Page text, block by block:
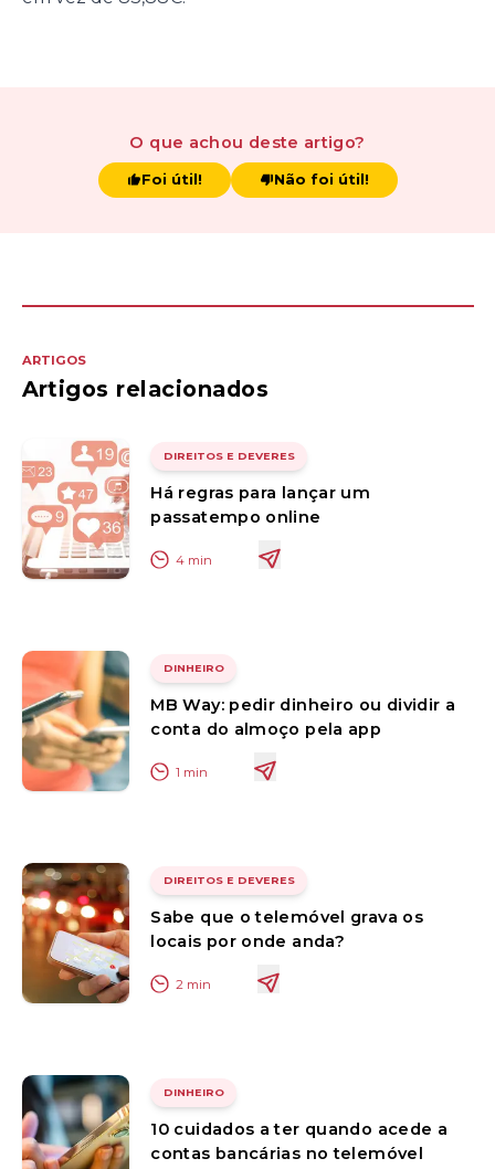
O que achou deste artigo?
Foi útil! Não foi útil!
ARTIGOS
Artigos relacionados
DIREITOS E DEVERES
Há regras para lançar um
passatempo online
4 min
DINHEIRO
MB Way: pedir dinheiro ou dividir a
conta do almoço pela app
1 min
DIREITOS E DEVERES
Sabe que o telemóvel grava os
locais por onde anda?
2 min
DINHEIRO
10 cuidados a ter quando acede a
contas bancárias no telemóvel